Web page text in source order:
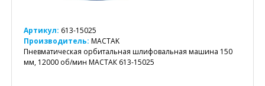
Артикул: 613-15025
Производитель: MACTAK
Пневматическая орбитальная шлифовальная машина 150
мм, 12000 об/мин МАСТАК 613-15025